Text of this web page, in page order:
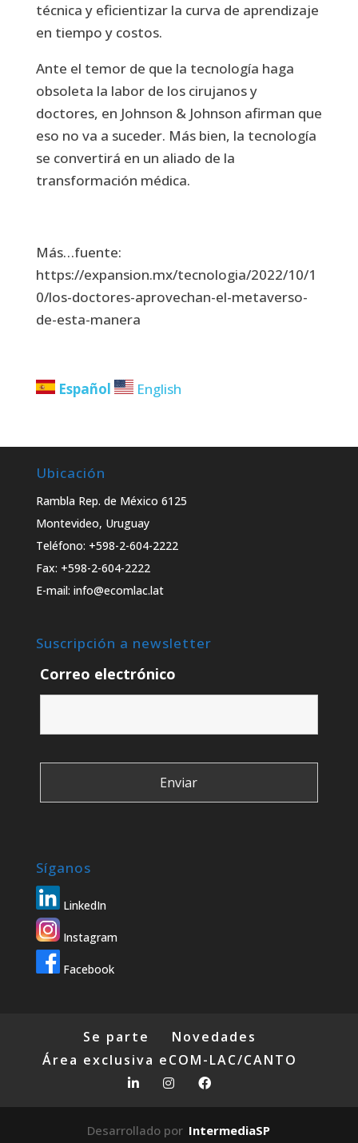
técnica y eficientizar la curva de aprendizaje
en tiempo y costos.
Ante el temor de que la tecnología haga
obsoleta la labor de los cirujanos y
doctores, en Johnson & Johnson afirman que
eso no va a suceder. Más bien, la tecnología
se convertirá en un aliado de la
transformación médica.
Más…fuente:
https://expansion.mx/tecnologia/2022/10/1
0/los-doctores-aprovechan-el-metaverso-
de-esta-manera
Español English
Ubicación
Rambla Rep. de México 6125
Montevideo, Uruguay
Teléfono: +598-2-604-2222
Fax: +598-2-604-2222
E-mail: info@ecomlac.lat
Suscripción a newsletter
Correo electrónico
Síganos
LinkedIn
Instagram
Facebook
Se parte
Novedades
Área exclusiva eCOM-LAC/CANTO
Desarrollado por IntermediaSP